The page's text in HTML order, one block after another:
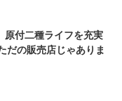
原付二種ライフを充実
だの販売店じゃありま